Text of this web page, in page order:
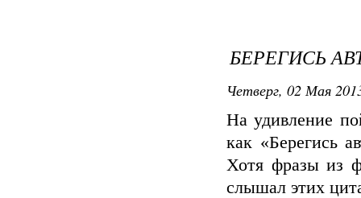
БЕРЕГИСЬ
Четверг, 02 Мая
На удивление
как «Берегись
Хотя фразы из
слышал этих